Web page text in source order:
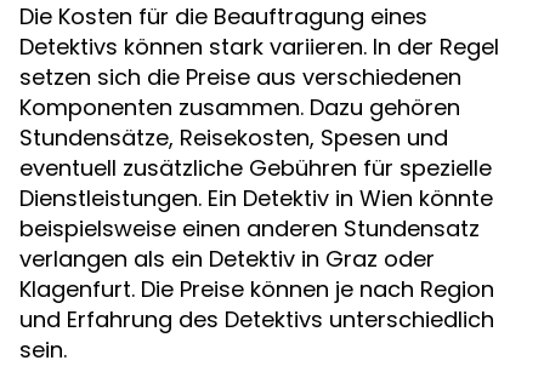
Die Kosten für die Beauftragung eines
Detektivs können stark variieren. In der Regel
setzen sich die Preise aus verschiedenen
Komponenten zusammen. Dazu gehören
Stundensätze, Reisekosten, Spesen und
eventuell zusätzliche Gebühren für spezielle
Dienstleistungen. Ein Detektiv in Wien könnte
beispielsweise einen anderen Stundensatz
verlangen als ein Detektiv in Graz oder
Klagenfurt. Die Preise können je nach Region
und Erfahrung des Detektivs unterschiedlich
sein.